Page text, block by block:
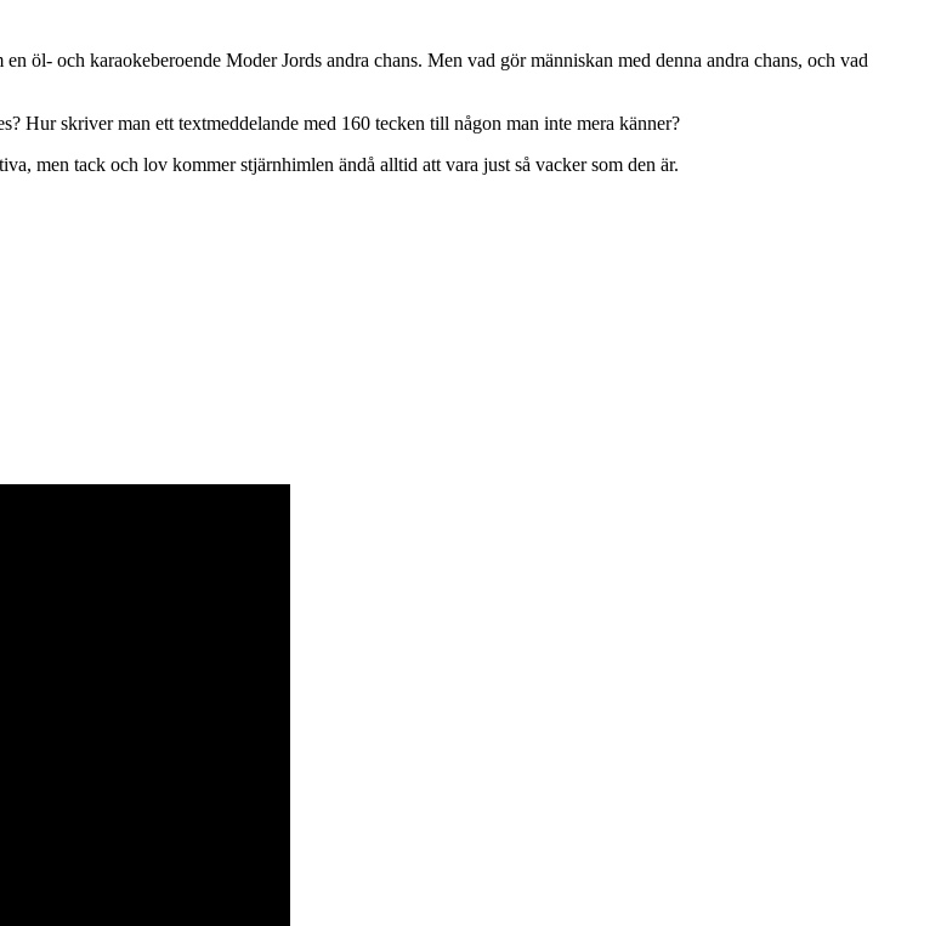
öl- och karaokeberoende Moder Jords andra chans. Men vad gör människan med denna andra chans, och vad
Hur skriver man ett textmeddelande med 160 tecken till någon man inte mera känner?
men tack och lov kommer stjärnhimlen ändå alltid att vara just så vacker som den är.